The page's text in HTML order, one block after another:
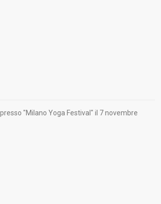
"Milano Yoga Festival" il 7 novembre